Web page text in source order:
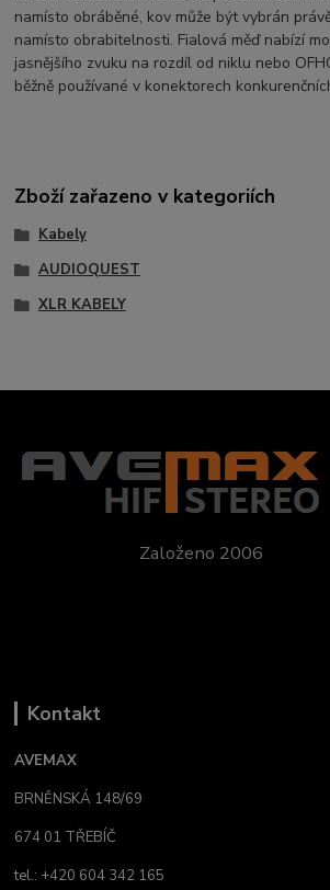
namísto obráběné, kov může být vybrán
namísto obrabitelnosti. Fialová měď nabízí
jasnějšího zvuku na rozdíl od niklu nebo
běžně používané v konektorech
Zboží zařazeno v kategoriích
Kabely
AUDIOQUEST
XLR KABELY
Založeno 2006
Kontakt
AVEMAX
BRNĚNSKÁ 148/69
674 01 TŘEBÍČ
tel.: +420 604 342 165